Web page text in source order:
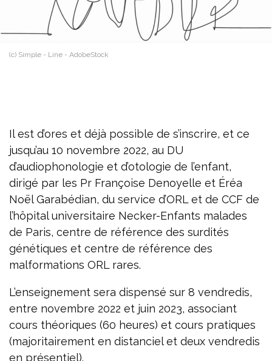
(c) Simple - Line - AdobeStock
Il est d’ores et déjà possible de s’inscrire, et ce
jusqu’au 10 novembre 2022, au DU
d’audiophonologie et d’otologie de l’enfant,
dirigé par les Pr Françoise Denoyelle et Éréa
Noël Garabédian, du service d’ORL et de CCF de
l’hôpital universitaire Necker-Enfants malades
de Paris, centre de référence des surdités
génétiques et centre de référence des
malformations ORL rares.
L’enseignement sera dispensé sur 8 vendredis,
entre novembre 2022 et juin 2023, associant
cours théoriques (60 heures) et cours pratiques
(majoritairement en distanciel et deux vendredis
en présentiel).